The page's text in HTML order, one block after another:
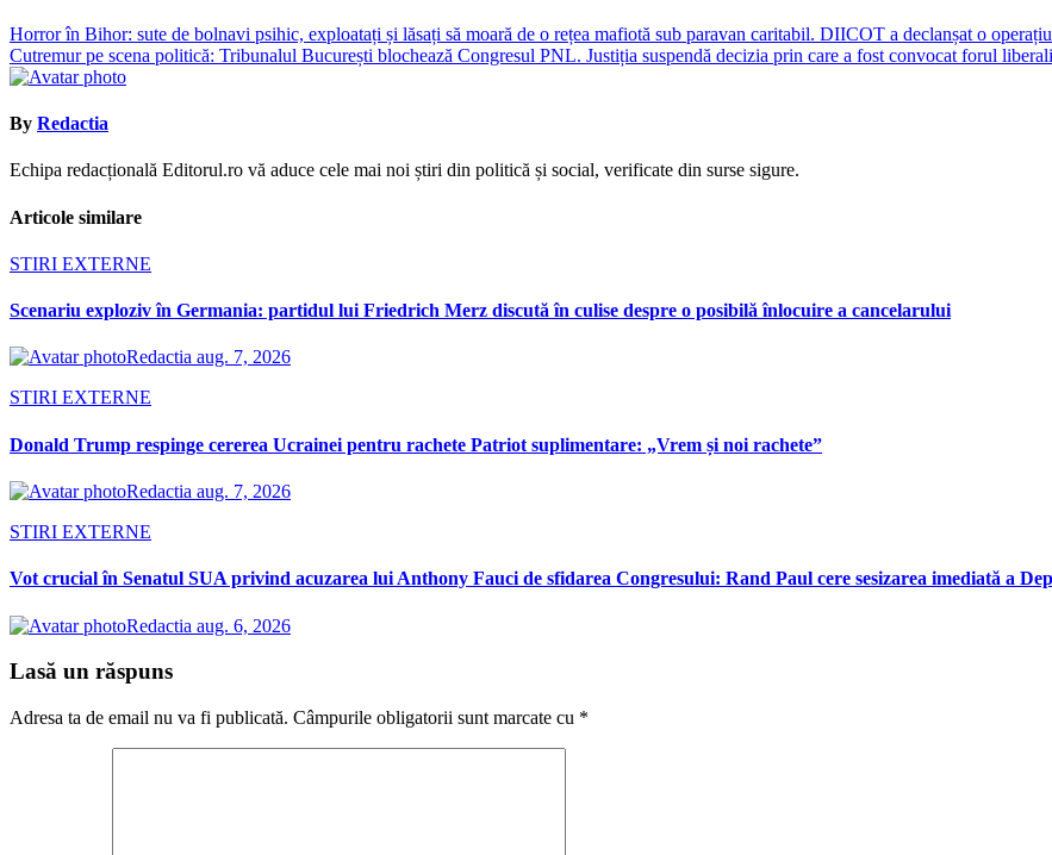
Navigare
în
Horror în Bihor: sute de bolnavi psihic, exploatați și lăsați să moară de o rețea mafiotă sub paravan caritabil. DIICOT a declanșat o
Cutremur pe scena politică: Tribunalul București blochează Congresul PNL. Justiția suspendă decizia prin care a fost convocat forul
By Redactia
Echipa redacțională Editorul.ro vă aduce cele mai noi știri din politică și social, verificate din surse sigure.
Articole similare
STIRI EXTERNE
Scenariu exploziv în Germania: partidul lui Friedrich Merz discută în culise despre o posibilă înlocuire a cancelarului
Redactia aug. 7, 2026
STIRI EXTERNE
Donald Trump respinge cererea Ucrainei pentru rachete Patriot suplimentare: „Vrem și noi rachete”
Redactia aug. 7, 2026
STIRI EXTERNE
Vot crucial în Senatul SUA privind acuzarea lui Anthony Fauci de sfidarea Congresului: Rand Paul cere sesizarea imediată a
Redactia aug. 6, 2026
Lasă un răspuns
Adresa ta de email nu va fi publicată. Câmpurile obligatorii sunt marcate cu *